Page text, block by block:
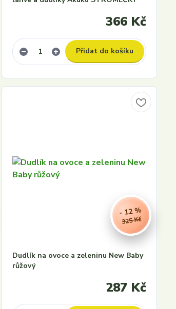
366 Kč
Přidat do košíku
325 Kč
- 12 %
Dudlík na ovoce a zeleninu New Baby
růžový
287 Kč